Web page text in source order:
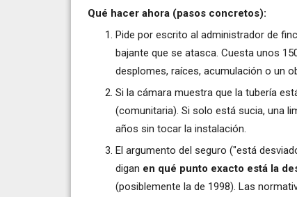
Qué hacer ahora (pasos concretos):
Pide por escrito al administrador de
bajante que se atasca. Cuesta unos
desplomes, raíces, acumulación o un
Si la cámara muestra que la tubería
(comunitaria). Si solo está sucia, una
años sin tocar la instalación.
El argumento del seguro ("está
digan en qué punto exacto está la
(posiblemente la de 1998). Las